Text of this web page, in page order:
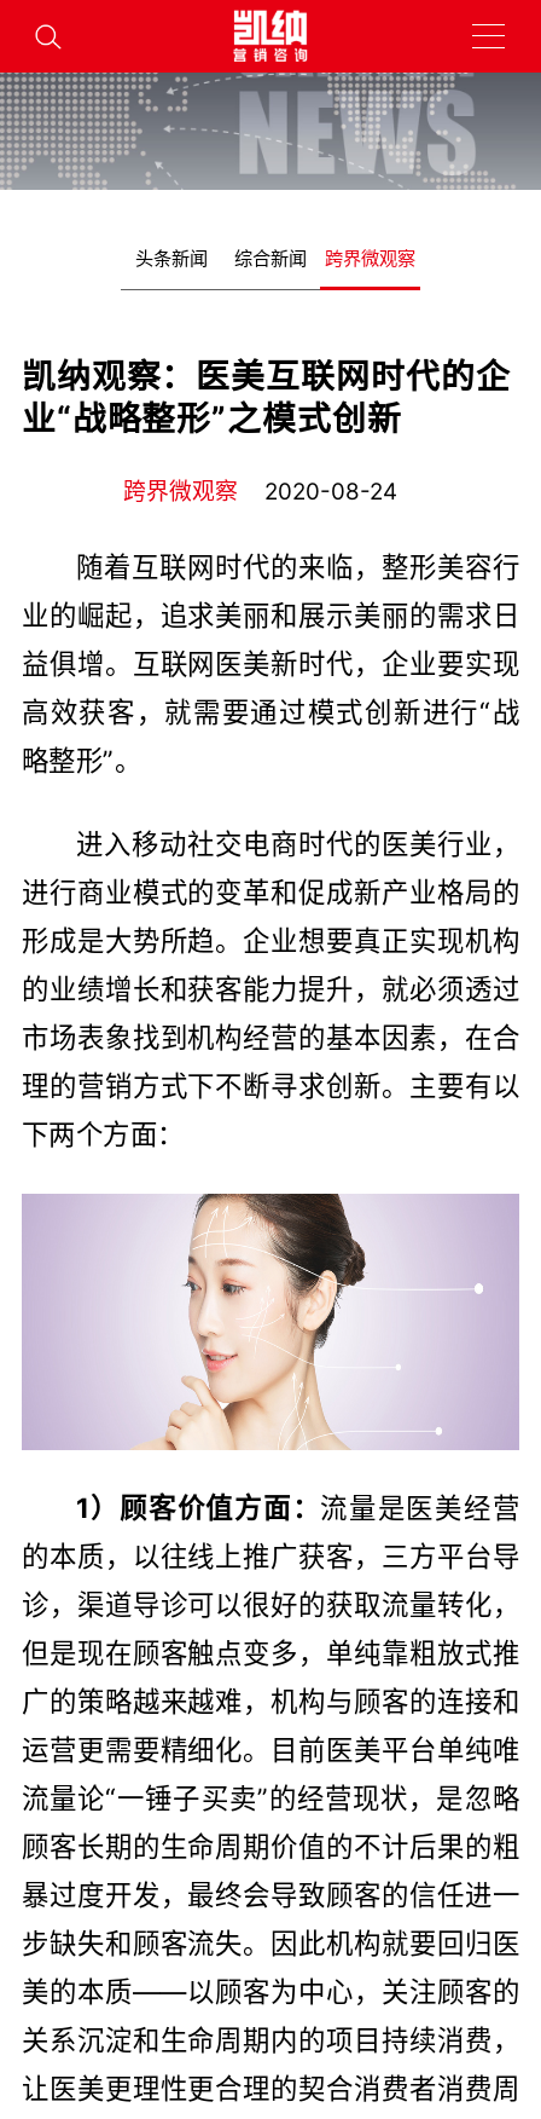
头条新闻 综合新闻 跨界微观察
凯纳观察：医美互联网时代的企
业“战略整形”之模式创新
跨界微观察 2020-08-24
随着互联网时代的来临，整形美容行
业的崛起，追求美丽和展示美丽的需求日
益俱增。互联网医美新时代，企业要实现
高效获客，就需要通过模式创新进行“战
略整形”。
进入移动社交电商时代的医美行业，
进行商业模式的变革和促成新产业格局的
形成是大势所趋。企业想要真正实现机构
的业绩增长和获客能力提升，就必须透过
市场表象找到机构经营的基本因素，在合
理的营销方式下不断寻求创新。主要有以
下两个方面：
1）顾客价值方面： 流量是医美经营
的本质，以往线上推广获客，三方平台导
诊，渠道导诊可以很好的获取流量转化，
但是现在顾客触点变多，单纯靠粗放式推
广的策略越来越难，机构与顾客的连接和
运营更需要精细化。目前医美平台单纯唯
流量论“一锤子买卖”的经营现状，是忽略
顾客长期的生命周期价值的不计后果的粗
暴过度开发，最终会导致顾客的信任进一
步缺失和顾客流失。因此机构就要回归医
美的本质——以顾客为中心，关注顾客的
关系沉淀和生命周期内的项目持续消费，
让医美更理性更合理的契合消费者消费周